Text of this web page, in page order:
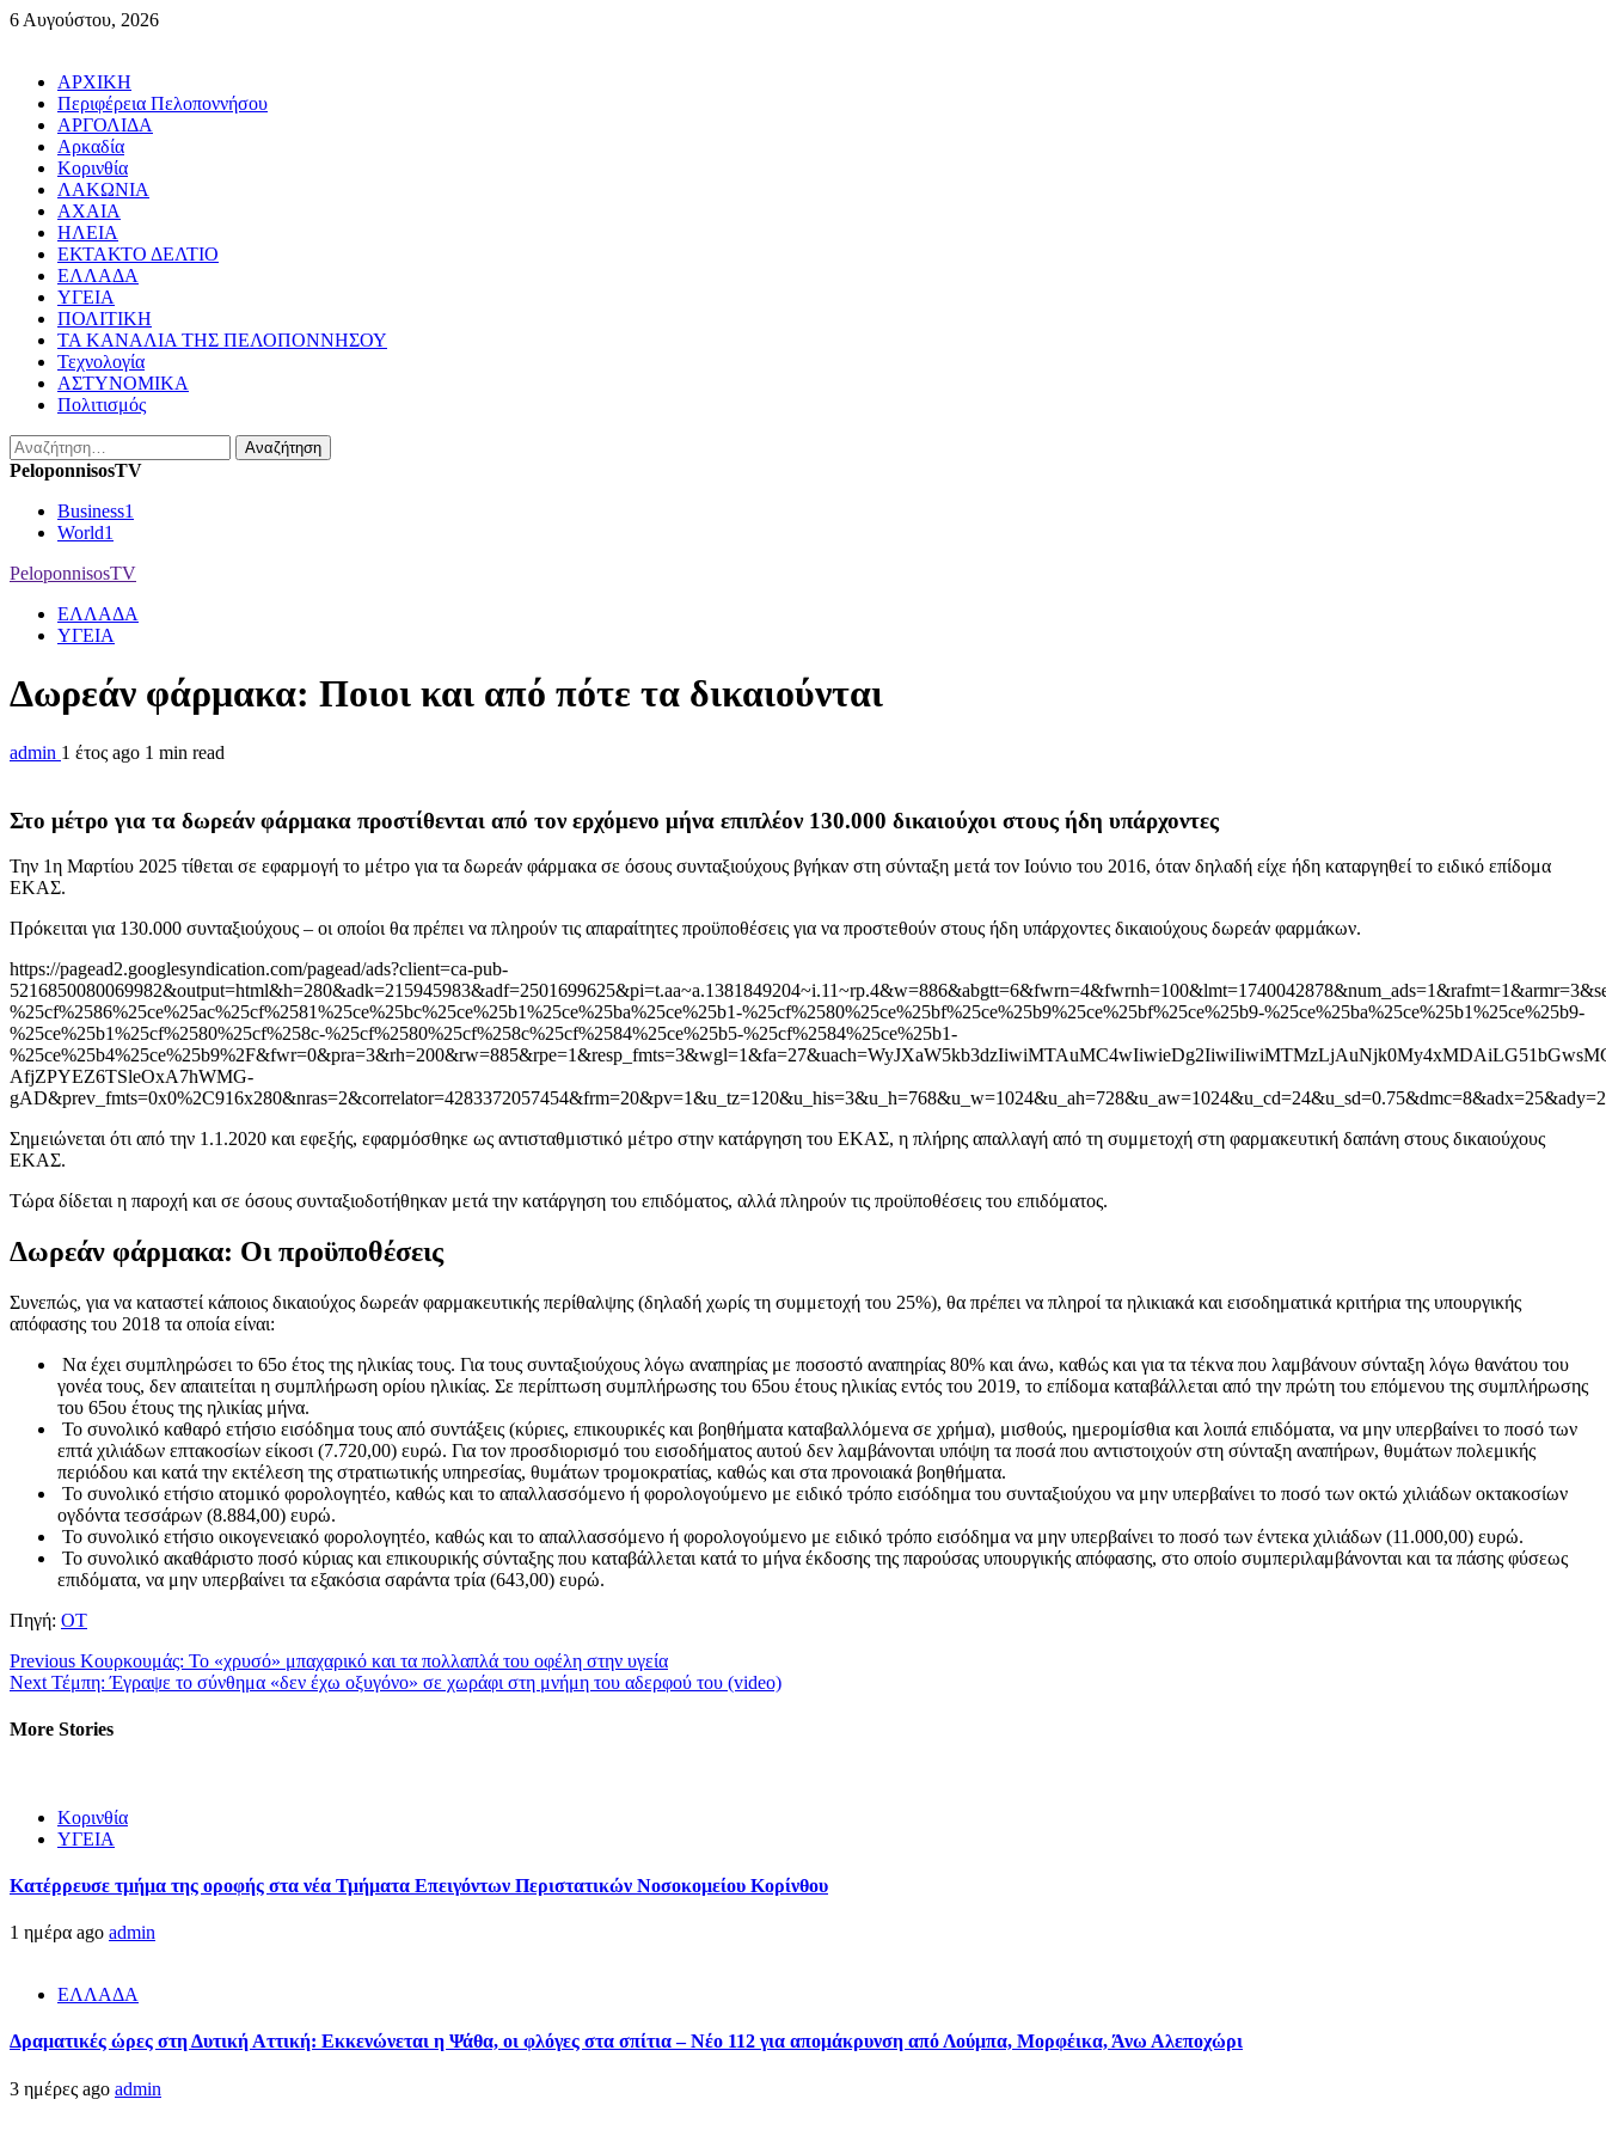
Skip
6 Αυγούστου, 2026
Primary
Menu
ΑΡΧΙΚΗ
Περιφέρεια Πελοποννήσου
ΑΡΓΟΛΙΔΑ
Αρκαδία
Κορινθία
ΛΑΚΩΝΙΑ
ΑΧΑΙΑ
ΗΛΕΙΑ
ΕΚΤΑΚΤΟ ΔΕΛΤΙΟ
ΕΛΛΑΔΑ
ΥΓΕΙΑ
ΠΟΛΙΤΙΚΗ
ΤΑ ΚΑΝΑΛΙΑ ΤΗΣ ΠΕΛΟΠΟΝΝΗΣΟΥ
Τεχνολογία
ΑΣΤΥΝΟΜΙΚΑ
Πολιτισμός
Αναζήτηση
για:
PeloponnisosTV
Business1
World1
PeloponnisosTV
ΕΛΛΑΔΑ
ΥΓΕΙΑ
Δωρεάν φάρμακα: Ποιοι και από πότε τα δικαιούνται
admin 1 έτος ago 1 min read
Στο μέτρο για τα δωρεάν φάρμακα προστίθενται από τον ερχόμενο μήνα επιπλέον 130.000 δικαιούχοι στους ήδη υπάρχοντες
Την 1η Μαρτίου 2025 τίθεται σε εφαρμογή το μέτρο για τα δωρεάν φάρμακα σε όσους συνταξιούχους βγήκαν στη σύνταξη μετά τον Ιούνιο του 2016, όταν δηλαδή είχε ήδη καταργηθεί το ειδικό επίδομα
ΕΚΑΣ.
Πρόκειται για 130.000 συνταξιούχους – οι οποίοι θα πρέπει να πληρούν τις απαραίτητες προϋποθέσεις για να προστεθούν στους ήδη υπάρχοντες δικαιούχους δωρεάν φαρμάκων.
https://pagead2.googlesyndication.com/pagead/ads?client=ca-pub-
%25cf%2586%25ce%25ac%25cf%2581%25ce%25bc%25ce%25b1%25ce%25ba%25ce%25b1-%25cf%2580%25ce%25bf%25ce%25b9%25ce%25bf%25ce%25b9-%25ce%25ba%25ce%25b1%25ce%25b9-
%25ce%25b1%25cf%2580%25cf%258c-%25cf%2580%25cf%258c%25cf%2584%25ce%25b5-%25cf%2584%25ce%25b1-
AfjZPYEZ6TSleOxA7hWMG-
Σημειώνεται ότι από την 1.1.2020 και εφεξής, εφαρμόσθηκε ως αντισταθμιστικό μέτρο στην κατάργηση του ΕΚΑΣ, η πλήρης απαλλαγή από τη συμμετοχή στη φαρμακευτική δαπάνη στους δικαιούχους
ΕΚΑΣ.
Τώρα δίδεται η παροχή και σε όσους συνταξιοδοτήθηκαν μετά την κατάργηση του επιδόματος, αλλά πληρούν τις προϋποθέσεις του επιδόματος.
Δωρεάν φάρμακα: Οι προϋποθέσεις
Συνεπώς, για να καταστεί κάποιος δικαιούχος δωρεάν φαρμακευτικής περίθαλψης (δηλαδή χωρίς τη συμμετοχή του 25%), θα πρέπει να πληροί τα ηλικιακά και εισοδηματικά κριτήρια της υπουργικής
απόφασης του 2018 τα οποία είναι:
Να έχει συμπληρώσει το 65ο έτος της ηλικίας τους. Για τους συνταξιούχους λόγω αναπηρίας με ποσοστό αναπηρίας 80% και άνω, καθώς και για τα τέκνα που λαμβάνουν σύνταξη λόγω θανάτου του
γονέα τους, δεν απαιτείται η συμπλήρωση ορίου ηλικίας. Σε περίπτωση συμπλήρωσης του 65ου έτους ηλικίας εντός του 2019, το επίδομα καταβάλλεται από την πρώτη του επόμενου της συμπλήρωσης
του 65ου έτους της ηλικίας μήνα.
Το συνολικό καθαρό ετήσιο εισόδημα τους από συντάξεις (κύριες, επικουρικές και βοηθήματα καταβαλλόμενα σε χρήμα), μισθούς, ημερομίσθια και λοιπά επιδόματα, να μην υπερβαίνει το ποσό των
επτά χιλιάδων επτακοσίων είκοσι (7.720,00) ευρώ. Για τον προσδιορισμό του εισοδήματος αυτού δεν λαμβάνονται υπόψη τα ποσά που αντιστοιχούν στη σύνταξη αναπήρων, θυμάτων πολεμικής
περιόδου και κατά την εκτέλεση της στρατιωτικής υπηρεσίας, θυμάτων τρομοκρατίας, καθώς και στα προνοιακά βοηθήματα.
Το συνολικό ετήσιο ατομικό φορολογητέο, καθώς και το απαλλασσόμενο ή φορολογούμενο με ειδικό τρόπο εισόδημα του συνταξιούχου να μην υπερβαίνει το ποσό των οκτώ χιλιάδων οκτακοσίων
ογδόντα τεσσάρων (8.884,00) ευρώ.
Το συνολικό ετήσιο οικογενειακό φορολογητέο, καθώς και το απαλλασσόμενο ή φορολογούμενο με ειδικό τρόπο εισόδημα να μην υπερβαίνει το ποσό των έντεκα χιλιάδων (11.000,00) ευρώ.
Το συνολικό ακαθάριστο ποσό κύριας και επικουρικής σύνταξης που καταβάλλεται κατά το μήνα έκδοσης της παρούσας υπουργικής απόφασης, στο οποίο συμπεριλαμβάνονται και τα πάσης φύσεως
επιδόματα, να μην υπερβαίνει τα εξακόσια σαράντα τρία (643,00) ευρώ.
Πηγή: ΟΤ
Continue
Reading
Previous Κουρκουμάς: Το «χρυσό» μπαχαρικό και τα πολλαπλά του οφέλη στην υγεία
Next Τέμπη: Έγραψε το σύνθημα «δεν έχω οξυγόνο» σε χωράφι στη μνήμη του αδερφού του (video)
More Stories
Κορινθία
ΥΓΕΙΑ
Kατέρρευσε τμήμα της οροφής στα νέα Τμήματα Επειγόντων Περιστατικών Νοσοκομείου Κορίνθου
1 ημέρα ago admin
ΕΛΛΑΔΑ
Δραματικές ώρες στη Δυτική Αττική: Εκκενώνεται η Ψάθα, οι φλόγες στα σπίτια – Νέο 112 για απομάκρυνση από Λούμπα, Μορφέικα, Άνω Αλεποχώρι
3 ημέρες ago admin